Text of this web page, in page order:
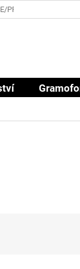
PRODEJCI